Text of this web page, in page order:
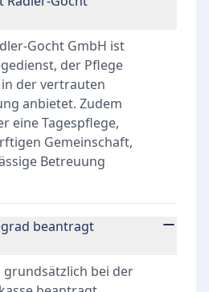
Gocht GmbH ist
der Pflege
der vertrauten
anbietet. Zudem
eine Tagespflege,
Gemeinschaft,
Betreuung
beantragt
bei der